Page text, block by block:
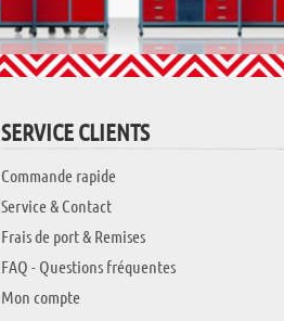
SERVICE CLIENTS
Commande rapide
Service & Contact
Frais de port & Remises
FAQ - Questions fréquentes
Mon compte